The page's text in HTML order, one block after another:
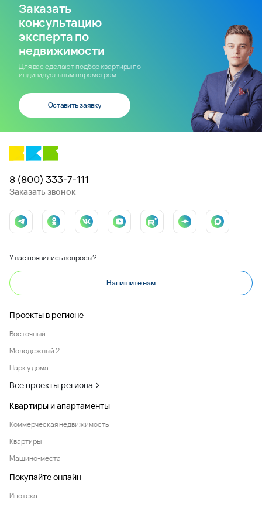
Заказать
консультацию
эксперта по
недвижимости
Для вас сделают подбор квартиры по
индивидуальным параметрам
Оставить заявку
8 (800) 333-7-111
Заказать звонок
У вас появились вопросы?
Напишите нам
Проекты в регионе
Восточный
Молодежный 2
Парк у дома
Все проекты региона
Квартиры и апартаменты
Коммерческая недвижимость
Квартиры
Машино-места
Покупайте онлайн
Ипотека